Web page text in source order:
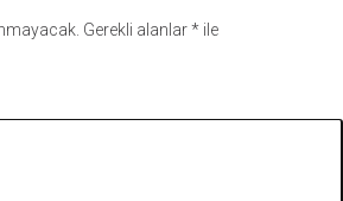
Gerekli alanlar* ile